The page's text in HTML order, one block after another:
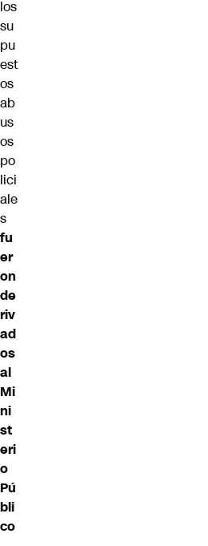
los
su
pu
est
os
ab
us
os
po
lici
ale
s
fu
er
on
de
riv
ad
os
al
Mi
ni
st
eri
o
Pú
bli
co